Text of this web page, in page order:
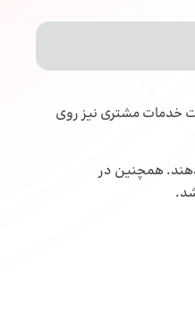
خدمات مشتری نیز روی
همچنین در